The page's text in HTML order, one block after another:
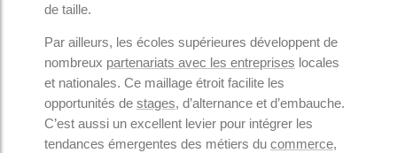
de taille.
Par ailleurs, les écoles supérieures développent de
nombreux partenariats avec les entreprises locales
et nationales. Ce maillage étroit facilite les
opportunités de stages, d’alternance et d’embauche.
C’est aussi un excellent levier pour intégrer les
tendances émergentes des métiers du commerce,